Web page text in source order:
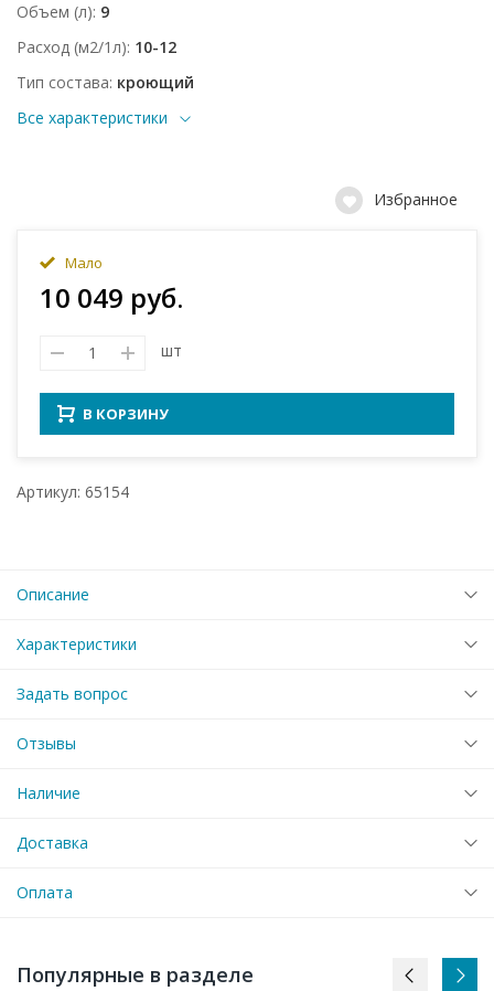
Объем (л) 9
Расход (м2/1л) 10-12
Тип состава кроющий
Все характеристики
Избранное
Мало
10 049 руб.
шт
В КОРЗИНУ
Артикул: 65154
Описание
Характеристики
Задать вопрос
Отзывы
Наличие
Доставка
Оплата
Популярные в разделе